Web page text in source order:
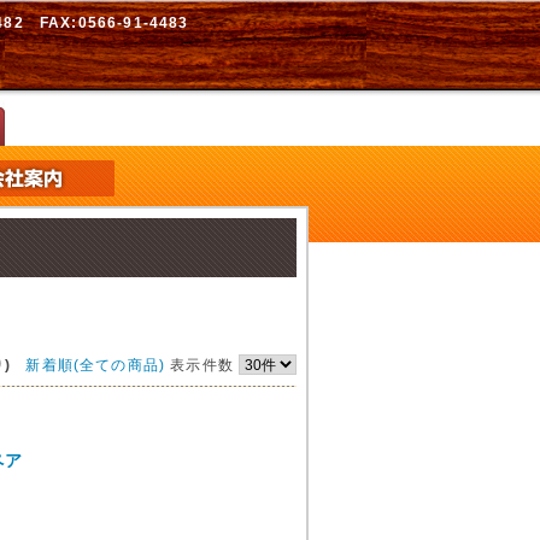
FAX:0566-91-4483
) 新着順(全ての商品) 表示件数
ア